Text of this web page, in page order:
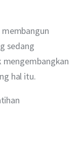
sedang
mengembangkan
hal itu.